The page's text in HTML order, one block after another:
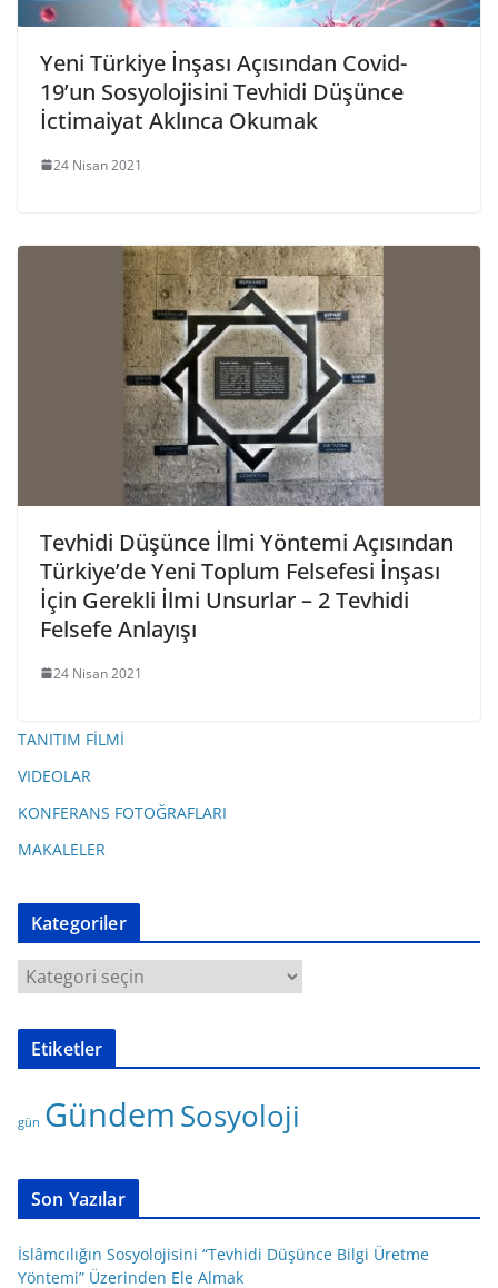
Yeni Türkiye İnşası Açısından Covid-
19’un Sosyolojisini Tevhidi Düşünce
İctimaiyat Aklınca Okumak
24 Nisan 2021
Tevhidi Düşünce İlmi Yöntemi Açısından
Türkiye’de Yeni Toplum Felsefesi İnşası
İçin Gerekli İlmi Unsurlar – 2 Tevhidi
Felsefe Anlayışı
24 Nisan 2021
TANITIM FİLMİ
VIDEOLAR
KONFERANS FOTOĞRAFLARI
MAKALELER
Kategoriler
a
t
e
r
Etiketler
gün GündemSosyoloji
Son Yazılar
İslâmcılığın Sosyolojisini “Tevhidi Düşünce Bilgi Üretme
Yöntemi” Üzerinden Ele Almak